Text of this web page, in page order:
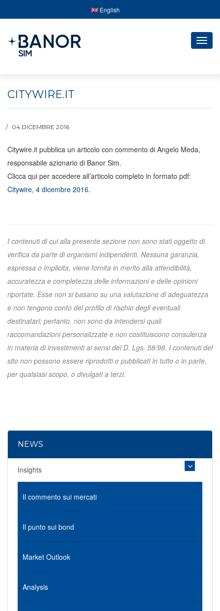
English
CITYWIRE.IT
04 DICEMBRE 2016
Citywire.it pubblica un articolo con commento di Angelo Meda,
responsabile azionario di Banor Sim.
Clicca qui per accedere all’articolo completo in formato pdf:
Citywire, 4 dicembre 2016.
I contenuti di cui alla presente sezione non sono stati oggetto di
verifica da parte di organismi indipendenti. Nessuna garanzia,
espressa o implicita, viene fornita in merito alla attendibilità,
accuratezza e completezza delle informazioni e delle opinioni
riportate. Esse non si basano su una valutazione di adeguatezza
e non tengono conto del profilo di rischio degli eventuali
destinatari; pertanto, non sono da intendersi quali
raccomandazioni personalizzate e non costituiscono consulenza
in materia di investimenti ai sensi del D. Lgs. 58/98. I contenuti del
sito non possono essere riprodotti o pubblicati in tutto o in parte,
per qualsiasi scopo, o divulgati a terzi.
NEWS
Insights
Il commento sui mercati
Il punto sui bond
Market Outlook
Analysis